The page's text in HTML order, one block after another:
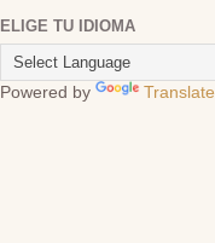
ELIGE TU IDIOMA
Powered by Translate